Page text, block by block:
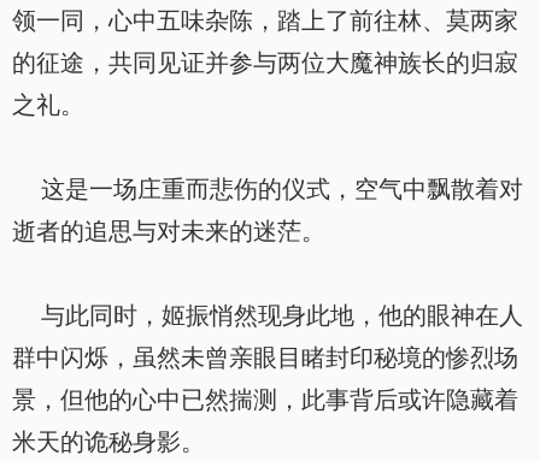
领一同，心中五味杂陈，踏上了前往林、莫两家
的征途，共同见证并参与两位大魔神族长的归寂
之礼。
这是一场庄重而悲伤的仪式，空气中飘散着对
逝者的追思与对未来的迷茫。
与此同时，姬振悄然现身此地，他的眼神在人
群中闪烁，虽然未曾亲眼目睹封印秘境的惨烈场
景，但他的心中已然揣测，此事背后或许隐藏着
米天的诡秘身影。